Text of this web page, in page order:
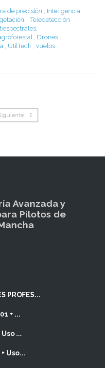
de precisión , Inteligencia
, Teledetección
, Drones ,
, UtilTech , vuelos
Avanzada y
Pilotos de
PROFES...
+ ...
...
Uso...